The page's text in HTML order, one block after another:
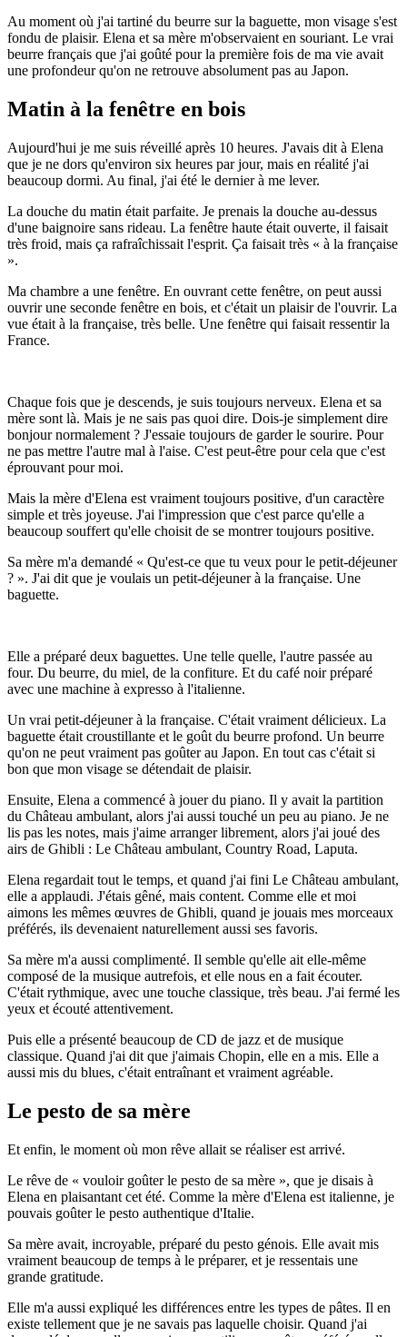
Au moment où j'ai tartiné du beurre sur la baguette, mon visage s'est
fondu de plaisir. Elena et sa mère m'observaient en souriant. Le vrai
beurre français que j'ai goûté pour la première fois de ma vie avait
une profondeur qu'on ne retrouve absolument pas au Japon.
Matin à la fenêtre en bois
Aujourd'hui je me suis réveillé après 10 heures. J'avais dit à Elena
que je ne dors qu'environ six heures par jour, mais en réalité j'ai
beaucoup dormi. Au final, j'ai été le dernier à me lever.
La douche du matin était parfaite. Je prenais la douche au-dessus
d'une baignoire sans rideau. La fenêtre haute était ouverte, il faisait
très froid, mais ça rafraîchissait l'esprit. Ça faisait très « à la française
».
Ma chambre a une fenêtre. En ouvrant cette fenêtre, on peut aussi
ouvrir une seconde fenêtre en bois, et c'était un plaisir de l'ouvrir. La
vue était à la française, très belle. Une fenêtre qui faisait ressentir la
France.
Chaque fois que je descends, je suis toujours nerveux. Elena et sa
mère sont là. Mais je ne sais pas quoi dire. Dois-je simplement dire
bonjour normalement ? J'essaie toujours de garder le sourire. Pour
ne pas mettre l'autre mal à l'aise. C'est peut-être pour cela que c'est
éprouvant pour moi.
Mais la mère d'Elena est vraiment toujours positive, d'un caractère
simple et très joyeuse. J'ai l'impression que c'est parce qu'elle a
beaucoup souffert qu'elle choisit de se montrer toujours positive.
Sa mère m'a demandé « Qu'est-ce que tu veux pour le petit-déjeuner
? ». J'ai dit que je voulais un petit-déjeuner à la française. Une
baguette.
Elle a préparé deux baguettes. Une telle quelle, l'autre passée au
four. Du beurre, du miel, de la confiture. Et du café noir préparé
avec une machine à expresso à l'italienne.
Un vrai petit-déjeuner à la française. C'était vraiment délicieux. La
baguette était croustillante et le goût du beurre profond. Un beurre
qu'on ne peut vraiment pas goûter au Japon. En tout cas c'était si
bon que mon visage se détendait de plaisir.
Ensuite, Elena a commencé à jouer du piano. Il y avait la partition
du Château ambulant, alors j'ai aussi touché un peu au piano. Je ne
lis pas les notes, mais j'aime arranger librement, alors j'ai joué des
airs de Ghibli : Le Château ambulant, Country Road, Laputa.
Elena regardait tout le temps, et quand j'ai fini Le Château ambulant,
elle a applaudi. J'étais gêné, mais content. Comme elle et moi
aimons les mêmes œuvres de Ghibli, quand je jouais mes morceaux
préférés, ils devenaient naturellement aussi ses favoris.
Sa mère m'a aussi complimenté. Il semble qu'elle ait elle-même
composé de la musique autrefois, et elle nous en a fait écouter.
C'était rythmique, avec une touche classique, très beau. J'ai fermé les
yeux et écouté attentivement.
Puis elle a présenté beaucoup de CD de jazz et de musique
classique. Quand j'ai dit que j'aimais Chopin, elle en a mis. Elle a
aussi mis du blues, c'était entraînant et vraiment agréable.
Le pesto de sa mère
Et enfin, le moment où mon rêve allait se réaliser est arrivé.
Le rêve de « vouloir goûter le pesto de sa mère », que je disais à
Elena en plaisantant cet été. Comme la mère d'Elena est italienne, je
pouvais goûter le pesto authentique d'Italie.
Sa mère avait, incroyable, préparé du pesto génois. Elle avait mis
vraiment beaucoup de temps à le préparer, et je ressentais une
grande gratitude.
Elle m'a aussi expliqué les différences entre les types de pâtes. Il en
existe tellement que je ne savais pas laquelle choisir. Quand j'ai